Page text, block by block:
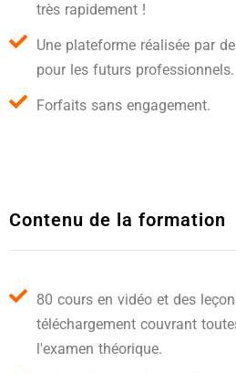
très rapidement !
Une plateforme réalisée par
pour les futurs professionnels.
Forfaits sans engagement.
Contenu de la formation
80 cours en vidéo et des
téléchargement couvrant
l'examen théorique.